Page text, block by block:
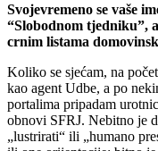
Svojevremeno se vaše
“Slobodnom tjedniku”,
crnim listama
Koliko se sjećam, na
kao agent Udbe, a po
portalima pripadam
obnovi SFRJ. Nebitno je
„lustrirati“ ili „humano